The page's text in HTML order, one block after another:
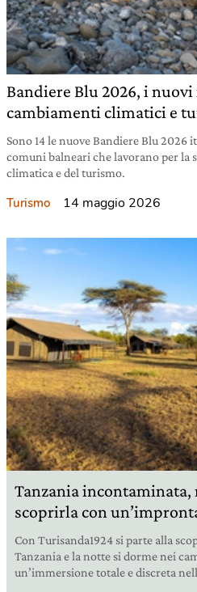
Bandiere Blu 2026, i
cambiamenti climatici e
Sono 14 le nuove Bandiere Blu 2026
comuni balneari che lavorano per la
climatica e del turismo.
Turismo 14 maggio 2026
Tanzania incontaminata,
scoprirla con
Con Turisanda1924 si parte alla
Tanzania e la notte si dorme nei
un’immersione totale e discreta